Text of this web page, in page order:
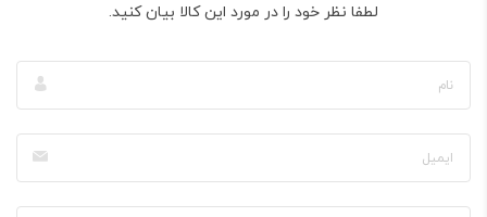
لطفا نظر خود را در مورد این کالا بیان کنید.